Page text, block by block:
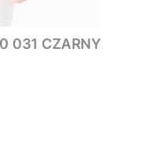
031 CZARNY